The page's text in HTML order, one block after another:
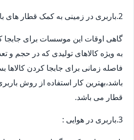
2.باربری در زمینی به کمک قطار های باربری در :
گاهی اوقات این موسسات برای جابجا
به ویژه کالاهای تولیدی که در حجم و
فاصله زمانی برای جابجا کردن کالاها
باشد،بهترین کار استفاده از روش
قطار می باشد.
3.باربری در هوایی :